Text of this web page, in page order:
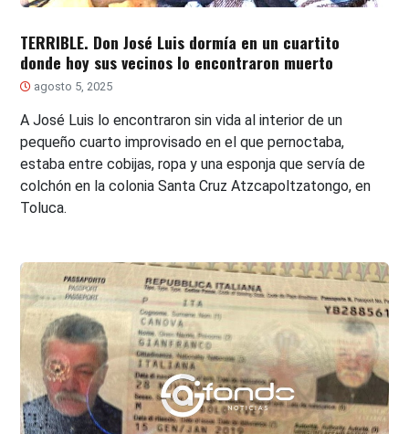
TERRIBLE. Don José Luis dormía en un cuartito
donde hoy sus vecinos lo encontraron muerto
agosto 5, 2025
A José Luis lo encontraron sin vida al interior de un
pequeño cuarto improvisado en el que pernoctaba,
estaba entre cobijas, ropa y una esponja que servía de
colchón en la colonia Santa Cruz Atzcapoltzatongo, en
Toluca.